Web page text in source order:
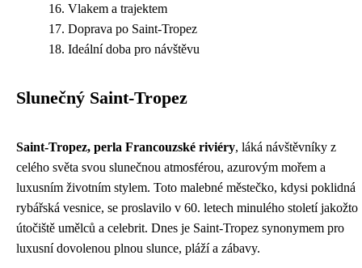
Vlakem a trajektem
Doprava po Saint-Tropez
Ideální doba pro návštěvu
Slunečný Saint-Tropez
Saint-Tropez, perla Francouzské riviéry, láká návštěvníky z
celého světa svou slunečnou atmosférou, azurovým mořem a
luxusním životním stylem. Toto malebné městečko, kdysi poklidná
rybářská vesnice, se proslavilo v 60. letech minulého století jakožto
útočiště umělců a celebrit. Dnes je Saint-Tropez synonymem pro
luxusní dovolenou plnou slunce, pláží a zábavy.